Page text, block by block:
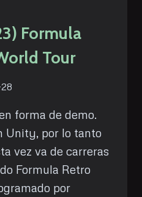
Formula
Tour
forma de demo.
Unity, por lo tanto
vez va de carreras
Formula Retro
por